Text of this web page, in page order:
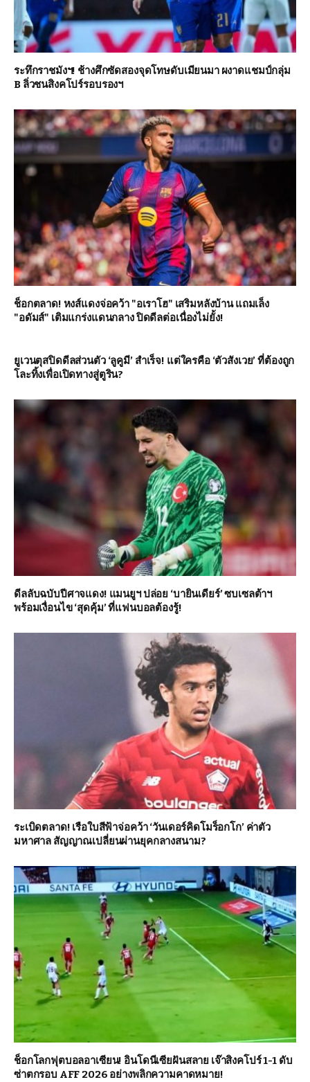
ระทึกราชมังฯ! ช้างศึกซัดสองจุดโทษดับเมียนมา ผงาดแชมป์กลุ่ม
B ลิ่วชนสิงคโปร์รอบรองฯ
ช็อกตลาด! หงส์แดงจ่อคว้า "อเราโฮ" เสริมหลังบ้าน แถมเล็ง
"อดัมส์" เติมแกร่งแดนกลาง ปิดดีลต่อเนื่องไม่ยั้ง!
ยูเวนตุสปิดดีลส่วนตัว ‘ลูคูมี’ สำเร็จ! แต่ใครคือ ‘ตัวสังเวย’ ที่ต้องถูก
โละทิ้งเพื่อเปิดทางสู่ตูริน?
ดีลลับฉบับปีศาจแดง! แมนยูฯ ปล่อย ‘บายินเดียร์’ ซบเซลต้าฯ
พร้อมเงื่อนไข ‘สุดคุ้ม’ ที่แฟนบอลต้องรู้!
ระเบิดตลาด! เรือใบสีฟ้าจ่อคว้า ‘วันเดอร์คิดโมร็อกโก’ ค่าตัว
มหาศาล สัญญาณเปลี่ยนผ่านยุคกลางสนาม?
ช็อกโลกฟุตบอลอาเซียน! อินโดนีเซียฝันสลาย เจ๊าสิงคโปร์ 1-1 ดับ
ซ่าตกรอบ AFF 2026 อย่างพลิกความคาดหมาย!